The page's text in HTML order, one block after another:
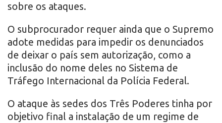
sobre os ataques.
O subprocurador requer ainda que o Supremo
adote medidas para impedir os denunciados
de deixar o país sem autorização, como a
inclusão do nome deles no Sistema de
Tráfego Internacional da Polícia Federal.
O ataque às sedes dos Três Poderes tinha por
objetivo final a instalação de um regime de